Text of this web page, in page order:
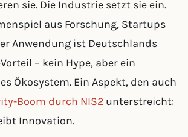
sie. Die Industrie setzt sie ein.
aus Forschung, Startups
Anwendung ist Deutschlands
– kein Hype, aber ein
Ökosystem. Ein Aspekt, den auch
Boom durch NIS2 unterstreicht:
Innovation.